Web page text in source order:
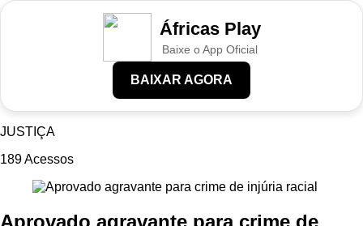
Áfricas Play
Baixe o App Oficial
BAIXAR AGORA
JUSTIÇA
189Acessos
Aprovado agravante para crime de